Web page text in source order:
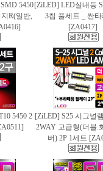
5450
R(일반,
[ZiLED] LED실내등
3칩 풀세트 _ 싼
[ZA0417]
5450 2 [ZiLED] S25 시그널
2WAY 고급형(더블.
버) 2P 1세트